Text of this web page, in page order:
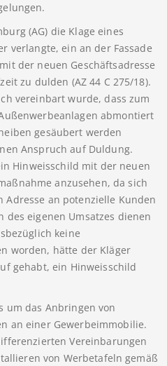
(AG) die Klage eines
verlangte, ein an der Fassade
der neuen Geschäftsadresse
zu dulden (AZ 44 C 275/18).
vereinbart wurde, dass zum
abmontiert
gesäubert werden
Anspruch auf Duldung.
Hinweisschild mit der neuen
anzusehen, da sich
Adresse an potenzielle Kunden
des eigenen Umsatzes dienen
keine
worden, hätte der Kläger
gehabt, ein Hinweisschild
um das Anbringen von
an einer Gewerbeimmobilie.
Vereinbarungen
von Werbetafeln gemäß